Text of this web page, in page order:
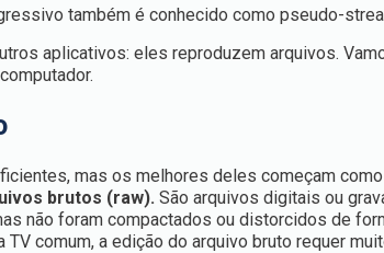
também é conhecido como pseudo-
aplicativos: eles reproduzem arquivos.
mas os melhores deles começam
brutos (raw). São arquivos digitais ou
não foram compactados ou distorcidos de
comum, a edição do arquivo bruto requer